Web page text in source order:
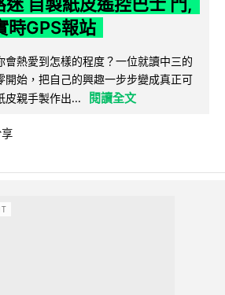
迷 自製紙皮遙控巴士 門,
時GPS報站
會熱愛到怎樣的程度？一位就讀中三的
開始，把自己的興趣一步步變成真正可
皮親手製作出...
閱讀全文